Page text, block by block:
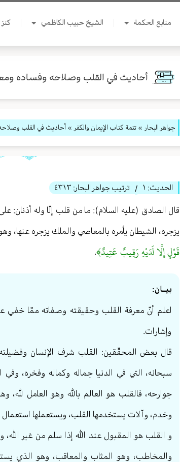
منابع الحكمة الشيخ حبيب الكاظمي كنز
أحاديث في القلب وصلاحه وفساده
جواهر البحار » تتمة كتاب الإيمان والكفر » أحاديث في القلب
الحديث: ١ / ترتيب جواهر البحار: ٤٣١٣
قال الصادق (عليه السلام): ما من قلب إلّا وله أذنان:
يزجره، الشيطان يأمره بالمعاصي والملك يزجره عنها،
قَوْلٍ إِلَّا لَدَيْهِ رَقِيبٌ عَتِيدٌ﴾.
بيــان:
اعلم أنّ معرفة القلب وحقيقته وصفاته ممّا خفي
وإشارات.
قال بعض المحقّقين: القلب شرف الإنسان
سبحانه، التي في الدنيا جماله وكماله وفخره،
جوارحه، فالقلب هو العالم بالله وهو العامل لله،
وخدم، وآلات يستخدمها القلب، ويستعملها استعمال
و القلب هو المقبول عند الله إذا سلم من غير
والمخاطب، وهو المثاب والمعاقب، وهو الذي